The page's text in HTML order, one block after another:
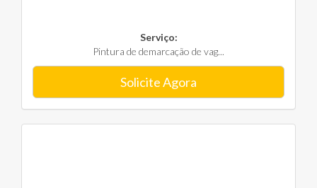
Serviço:
Pintura de demarcação de vag...
Solicite Agora